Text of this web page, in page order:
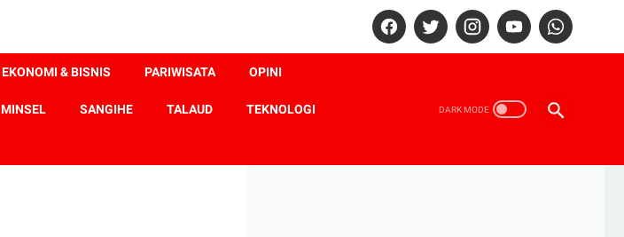
EKONOMI & BISNIS PARIWISATA OPINI
MINSEL SANGIHE TALAUD TEKNOLOGI